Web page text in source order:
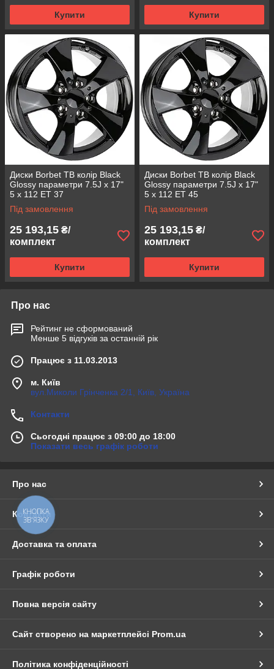
Купити Купити
Диски Borbet TB колір Black
Glossy параметри 7.5J x 17"
5 x 112 ET 37
Під замовлення
25 193,15 ₴/
комплект
Купити
Диски Borbet TB колір Black
Glossy параметри 7.5J x 17"
5 x 112 ET 45
Під замовлення
25 193,15 ₴/
комплект
Купити
Про нас
Рейтинг не сформований
Менше 5 відгуків за останній рік
Працює з 11.03.2013
м. Київ
вул.Миколи Грінченка 2/1, Київ, Україна
Контакти
Сьогодні працює з 09:00 до 18:00
Показати весь графік роботи
Про нас
Контакти
Доставка та оплата
Графік роботи
Повна версія сайту
Сайт створено на маркетплейсі Prom.ua
Політика конфіденційності
КНОПКА
ЗВ'ЯЗКУ